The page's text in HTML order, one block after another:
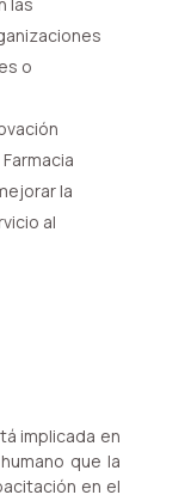
o
la
al
implicada en
que la
en el